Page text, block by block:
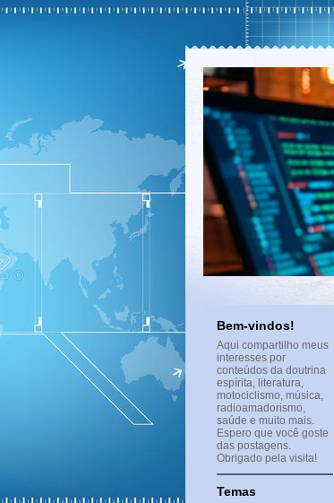
Bem-vindos!
Aqui compartilho meus
interesses por
conteúdos da doutrina
espírita, literatura,
motociclismo, música,
radioamadorismo,
saúde e muito mais.
Espero que você goste
das postagens.
Obrigado pela visita!
Temas